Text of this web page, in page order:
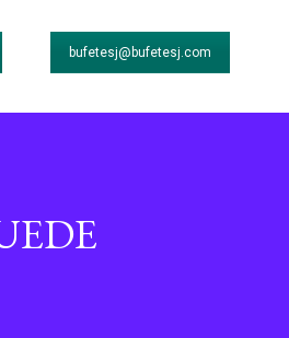
bufetesj@bufetesj.com